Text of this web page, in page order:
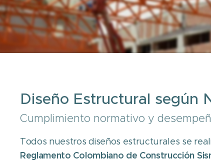
Diseño Estructural según
Cumplimiento normativo y
Todos nuestros diseños estructurales se
Reglamento Colombiano de Construcción